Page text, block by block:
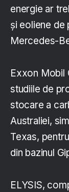
energie ar
și eoliene de
Mercedes-
Exxon Mobil
studiile de
stocare a
Australiei,
Texas,
din bazinul
ELYSIS,